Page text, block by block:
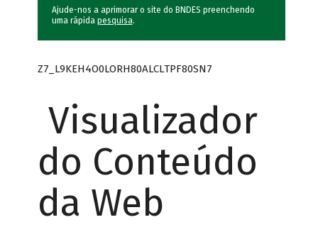
Ajude-nos a aprimorar o site do BNDES preenchendo
uma rápida pesquisa.
Z7_L9KEH4O0LORH80ALCLTPF80SN7
Visualizador
do Conteúdo
da Web